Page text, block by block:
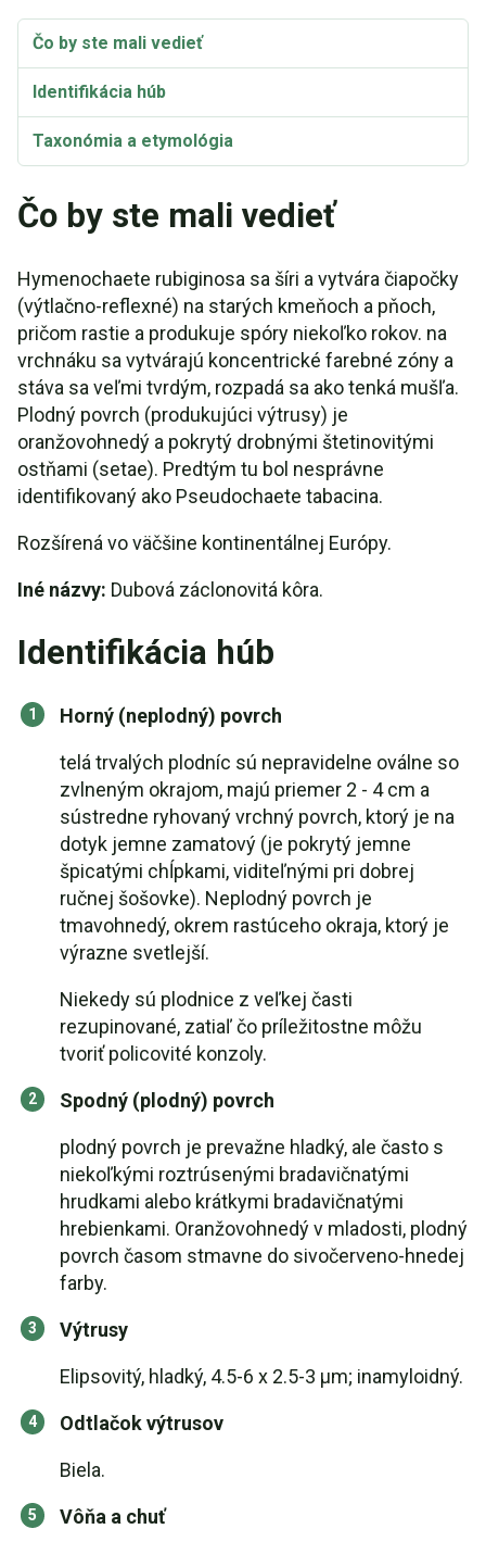
Čo by ste mali vedieť
Identifikácia húb
Taxonómia a etymológia
Čo by ste mali vedieť
Hymenochaete rubiginosa sa šíri a vytvára čiapočky
(výtlačno-reflexné) na starých kmeňoch a pňoch,
pričom rastie a produkuje spóry niekoľko rokov. na
vrchnáku sa vytvárajú koncentrické farebné zóny a
stáva sa veľmi tvrdým, rozpadá sa ako tenká mušľa.
Plodný povrch (produkujúci výtrusy) je
oranžovohnedý a pokrytý drobnými štetinovitými
ostňami (setae). Predtým tu bol nesprávne
identifikovaný ako Pseudochaete tabacina.
Rozšírená vo väčšine kontinentálnej Európy.
Iné názvy: Dubová záclonovitá kôra.
Identifikácia húb
Horný (neplodný) povrch
telá trvalých plodníc sú nepravidelne oválne so
zvlneným okrajom, majú priemer 2 - 4 cm a
sústredne ryhovaný vrchný povrch, ktorý je na
dotyk jemne zamatový (je pokrytý jemne
špicatými chĺpkami, viditeľnými pri dobrej
ručnej šošovke). Neplodný povrch je
tmavohnedý, okrem rastúceho okraja, ktorý je
výrazne svetlejší.
Niekedy sú plodnice z veľkej časti
rezupinované, zatiaľ čo príležitostne môžu
tvoriť policovité konzoly.
Spodný (plodný) povrch
plodný povrch je prevažne hladký, ale často s
niekoľkými roztrúsenými bradavičnatými
hrudkami alebo krátkymi bradavičnatými
hrebienkami. Oranžovohnedý v mladosti, plodný
povrch časom stmavne do sivočerveno-hnedej
farby.
Výtrusy
Elipsovitý, hladký, 4.5-6 x 2.5-3 μm; inamyloidný.
Odtlačok výtrusov
Biela.
Vôňa a chuť